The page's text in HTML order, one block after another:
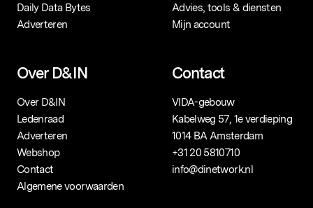
Daily Data Bytes
Adverteren
Advies, tools & diensten
Mijn account
Over D&IN
Over D&IN
Ledenraad
Adverteren
Webshop
Contact
Algemene voorwaarden
Contact
VIDA-gebouw
Kabelweg 57, 1e verdieping
1014 BA Amsterdam
+31 20 5810710
info@dinetwork.nl